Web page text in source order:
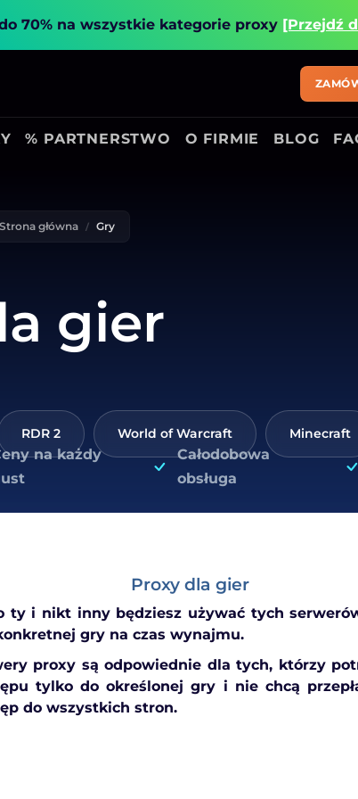
70% na wszystkie kategorie proxy [Przejdź
% PARTNERSTWO O FIRMIE BLOG
Strona główna Gry
gier
RDR 2 World of Warcraft Minecraft
na każdy
Całodobowa
obsługa
Proxy dla gier
ty i nikt inny będziesz używać tych
gry na czas wynajmu.
proxy są odpowiednie dla tych, którzy
tylko do określonej gry i nie chcą
do wszystkich stron.